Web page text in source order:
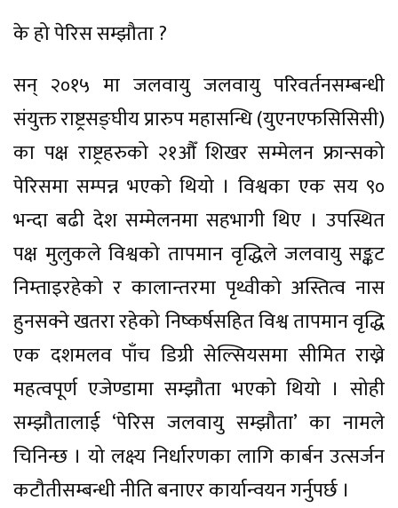
के हो पेरिस सम्झौता ?
सन् २०१५ मा जलवायु जलवायु परिवर्तनसम्बन्धी
संयुक्त राष्ट्रसङ्घीय प्रारुप महासन्धि (युएनएफसिसिसी)
का पक्ष राष्ट्रहरुको २१औँ शिखर सम्मेलन फ्रान्सको
पेरिसमा सम्पन्न भएको थियो । विश्वका एक सय ९०
भन्दा बढी देश सम्मेलनमा सहभागी थिए । उपस्थित
पक्ष मुलुकले विश्वको तापमान वृद्धिले जलवायु सङ्कट
निम्ताइरहेको र कालान्तरमा पृथ्वीको अस्तित्व नास
हुनसक्ने खतरा रहेको निष्कर्षसहित विश्व तापमान वृद्धि
एक दशमलव पाँच डिग्री सेल्सियसमा सीमित राख्ने
महत्वपूर्ण एजेण्डामा सम्झौता भएको थियो । सोही
सम्झौतालाई ‘पेरिस जलवायु सम्झौता’ का नामले
चिनिन्छ । यो लक्ष्य निर्धारणका लागि कार्बन उत्सर्जन
कटौतीसम्बन्धी नीति बनाएर कार्यान्वयन गर्नुपर्छ ।